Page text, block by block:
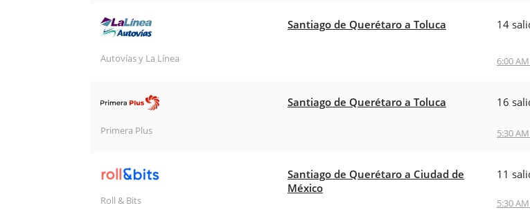
Autovías y La Línea
Santiago de Querétaro a Toluca 14
6:00
Primera Plus
Santiago de Querétaro a Toluca 16
5:30
Roll & Bits
Santiago de Querétaro a Ciudad de
México
11
5:30